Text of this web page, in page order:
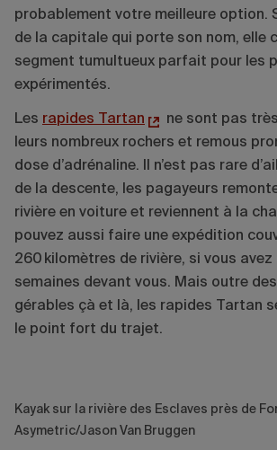
probablement votre meilleure option.
de la capitale qui porte son nom, elle
segment tumultueux parfait pour les
expérimentés.
Les rapides Tartan
ne sont pas
leurs nombreux rochers et remous
dose d’adrénaline. Il n’est pas rare
de la descente, les pagayeurs
rivière en voiture et reviennent à la
pouvez aussi faire une expédition
260 kilomètres de rivière, si vous avez
semaines devant vous. Mais outre
gérables çà et là, les rapides Tartan
le point fort du trajet.
Kayak sur la rivière des Esclaves près de
Asymetric/Jason Van Bruggen